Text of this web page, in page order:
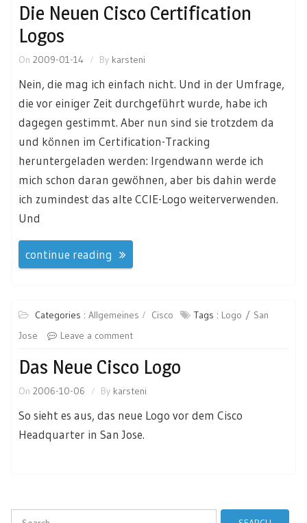
Die Neuen Cisco Certification
Logos
On 2009-01-14 By karsteni
Nein, die mag ich einfach nicht. Und in der Umfrage,
die vor einiger Zeit durchgeführt wurde, habe ich
dagegen gestimmt. Aber nun sind sie trotzdem da
und können im Certification-Tracking
heruntergeladen werden: Irgendwann werde ich
mich schon daran gewöhnen, aber bis dahin werde
ich zumindest das alte CCIE-Logo weiterverwenden.
Und
continue reading
Categories : Allgemeines Cisco Tags : Logo
San
Jose
Leave a comment
Das Neue Cisco Logo
On 2006-10-06 By karsteni
So sieht es aus, das neue Logo vor dem Cisco
Headquarter in San Jose.